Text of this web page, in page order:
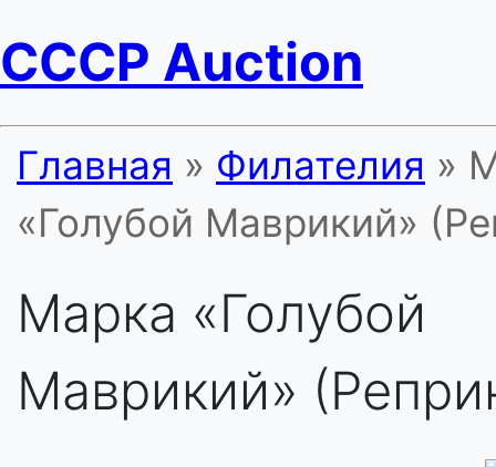
CCCP Auction
Главная » Филателия »
«Голубой Маврикий»
Марка «Голубой
Маврикий»